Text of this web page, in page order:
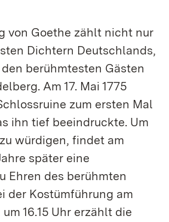
von Goethe zählt nicht nur
Dichtern Deutschlands,
berühmtesten Gästen
Am 17. Mai 1775
zum ersten Mal
ihn tief beeindruckte. Um
würdigen, findet am
später eine
Ehren des berühmten
der Kostümführung am
um 16.15 Uhr erzählt die